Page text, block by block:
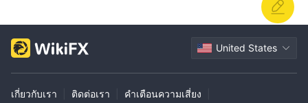
United States
เกี่ยวกับเรา ติดต่อเรา คำเตือนความเสี่ยง